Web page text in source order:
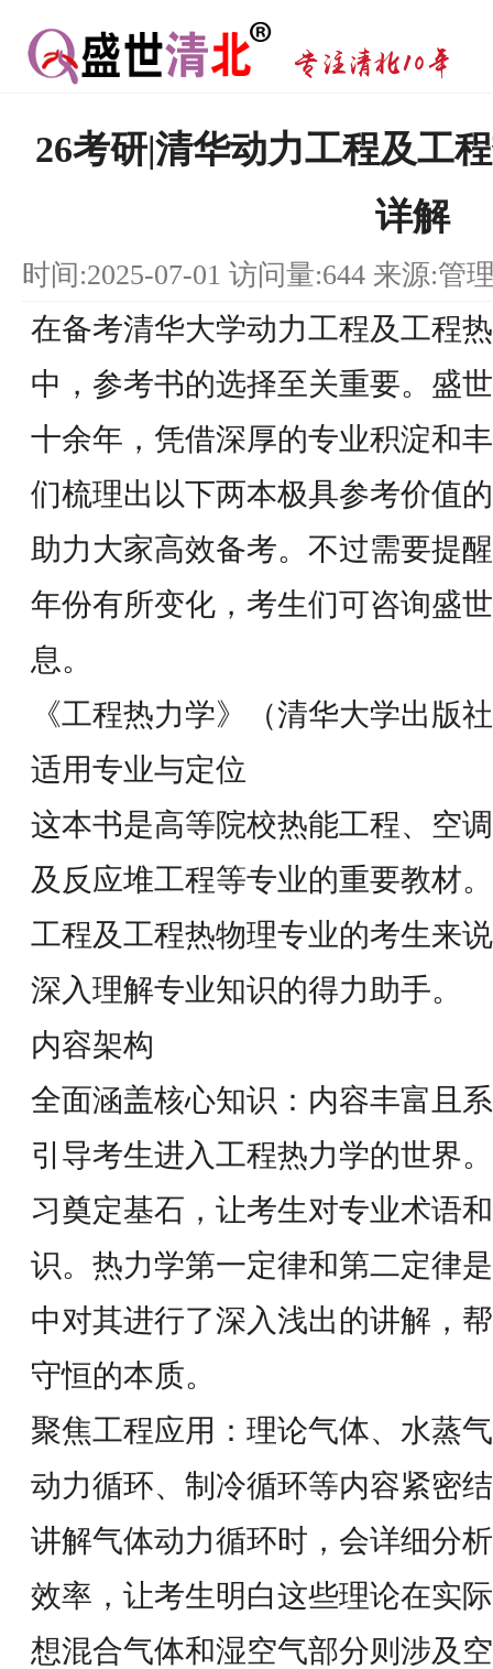
26考研|清华动力工程及工
详解
时间:2025-07-01 访问量:644 来源:管
在备考清华大学动力工程及工程
中，参考书的选择至关重要。盛
十余年，凭借深厚的专业积淀和
们梳理出以下两本极具参考价值
助力大家高效备考。不过需要提
年份有所变化，考生们可咨询盛
息。
《工程热力学》（清华大学出版
适用专业与定位
这本书是高等院校热能工程、空
及反应堆工程等专业的重要教材
工程及工程热物理专业的考生来
深入理解专业知识的得力助手。
内容架构
全面涵盖核心知识：内容丰富且
引导考生进入工程热力学的世界
习奠定基石，让考生对专业术语
识。热力学第一定律和第二定律
中对其进行了深入浅出的讲解，
守恒的本质。
聚焦工程应用：理论气体、水蒸
动力循环、制冷循环等内容紧密
讲解气体动力循环时，会详细分
效率，让考生明白这些理论在实
想混合气体和湿空气部分则涉及